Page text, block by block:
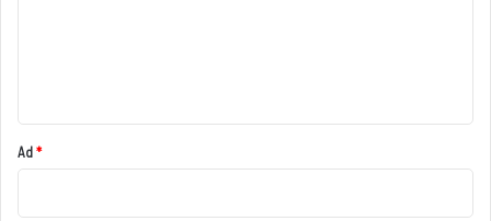
Ad*